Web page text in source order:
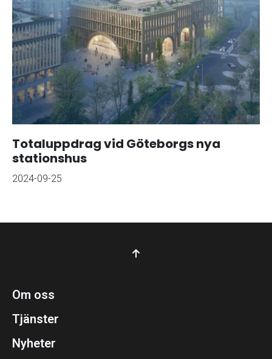
Totaluppdrag vid Göteborgs nya
stationshus
2024-09-25
Om oss
Tjänster
Nyheter